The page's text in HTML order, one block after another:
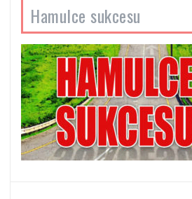
Hamulce sukcesu